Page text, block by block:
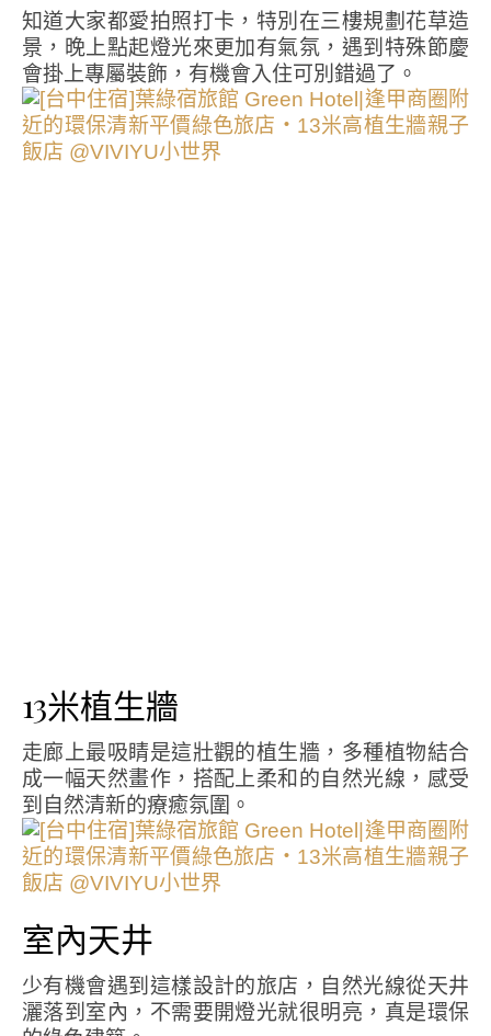
知道大家都愛拍照打卡，特別在三樓規劃花草造
景，晚上點起燈光來更加有氣氛，遇到特殊節慶
會掛上專屬裝飾，有機會入住可別錯過了。
13米植生牆
走廊上最吸睛是這壯觀的植生牆，多種植物結合
成一幅天然畫作，搭配上柔和的自然光線，感受
到自然清新的療癒氛圍。
室內天井
少有機會遇到這樣設計的旅店，自然光線從天井
灑落到室內，不需要開燈光就很明亮，真是環保